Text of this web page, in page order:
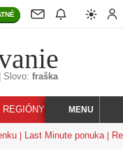
Slovo: fraška
REGIÓNY KORZÁR
HĽADAJMENU
Last Minute ponuka